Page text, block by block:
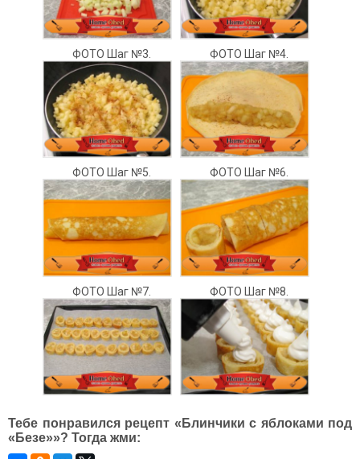
ФОТО Шаг №3. ФОТО Шаг №4.
ФОТО Шаг №5. ФОТО Шаг №6.
ФОТО Шаг №7. ФОТО Шаг №8.
Тебе понравился рецепт «Блинчики с яблоками под
«Безе»»? Тогда жми: